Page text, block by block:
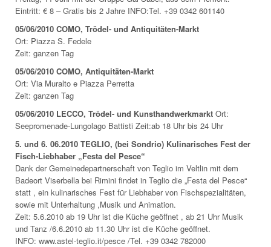
Eintritt: € 8 – Gratis bis 2 Jahre INFO:Tel. +39 0342 601140
05/06/2010 COMO, Trödel- und Antiquitäten-Markt
Ort: Piazza S. Fedele
Zeit: ganzen Tag
05/06/2010 COMO, Antiquitäten-Markt
Ort: Via Muralto e Piazza Perretta
Zeit: ganzen Tag
05/06/2010 LECCO, Trödel- und Kunsthandwerkmarkt Ort:
Seepromenade-Lungolago Battisti Zeit:ab 18 Uhr bis 24 Uhr
5. und 6. 06.2010 TEGLIO, (bei Sondrio) Kulinarisches Fest der
Fisch-Liebhaber „Festa del Pesce“
Dank der Gemeinedepartnerschaft von Teglio im Veltlin mit dem
Badeort Viserbella bei Rimini findet in Teglio die „Festa del Pesce“
statt , ein kulinarisches Fest für Liebhaber von Fischspezialitäten,
sowie mit Unterhaltung ,Musik und Animation.
Zeit: 5.6.2010 ab 19 Uhr ist die Küche geöffnet , ab 21 Uhr Musik
und Tanz /6.6.2010 ab 11.30 Uhr ist die Küche geöffnet.
INFO: www.astel-teglio.it/pesce /Tel. +39 0342 782000